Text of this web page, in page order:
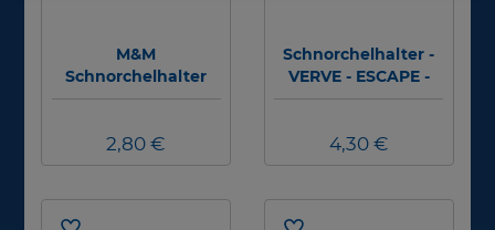
M&M
Schnorchelhalter
Universal -
2,80 €
Schnorchelhalter -
VERVE - ESCAPE -
SPECTRA - SPECTRA
4,30 €